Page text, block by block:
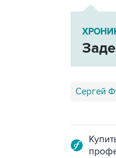
Сергей